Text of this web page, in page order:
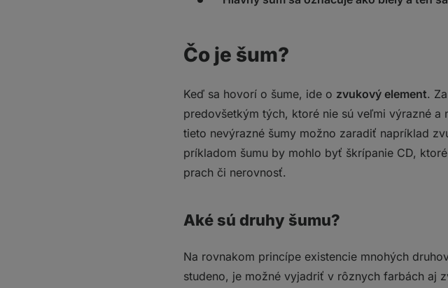
Variácie bieleho šumu
Najnovšie zistenia vplyvu bieleho šumu
Na čo sa najviac využíva biely šum v praxi?
Čo je šum?
Keď sa hovorí o šume, ide o zvukový element.
predovšetkým tých, ktoré nie sú veľmi výrazné
tieto nevýrazné šumy možno zaradiť napríklad
príkladom šumu by mohlo byť škrípanie CD,
prach či nerovnosť.
Aké sú druhy šumu?
Na rovnakom princípe existencie mnohých
studeno, je možné vyjadriť v rôznych farbách aj